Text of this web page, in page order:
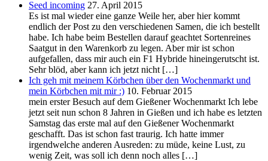
Seed incoming 27. April 2015
Es ist mal wieder eine ganze Weile her, aber hier kommt
endlich der Post zu den verschiedenen Samen, die ich bestellt
habe. Ich habe beim Bestellen darauf geachtet Sortenreines
Saatgut in den Warenkorb zu legen. Aber mir ist schon
aufgefallen, dass mir auch ein F1 Hybride hineingerutscht ist.
Sehr blöd, aber kann ich jetzt nicht […]
Ich geh mit meinem Körbchen über den Wochenmarkt und
mein Körbchen mit mir :) 10. Februar 2015
mein erster Besuch auf dem Gießener Wochenmarkt Ich lebe
jetzt seit nun schon 8 Jahren in Gießen und ich habe es letzten
Samstag das erste mal auf den Gießener Wochenmarkt
geschafft. Das ist schon fast traurig. Ich hatte immer
irgendwelche anderen Ausreden: zu müde, keine Lust, zu
wenig Zeit, was soll ich denn noch alles […]